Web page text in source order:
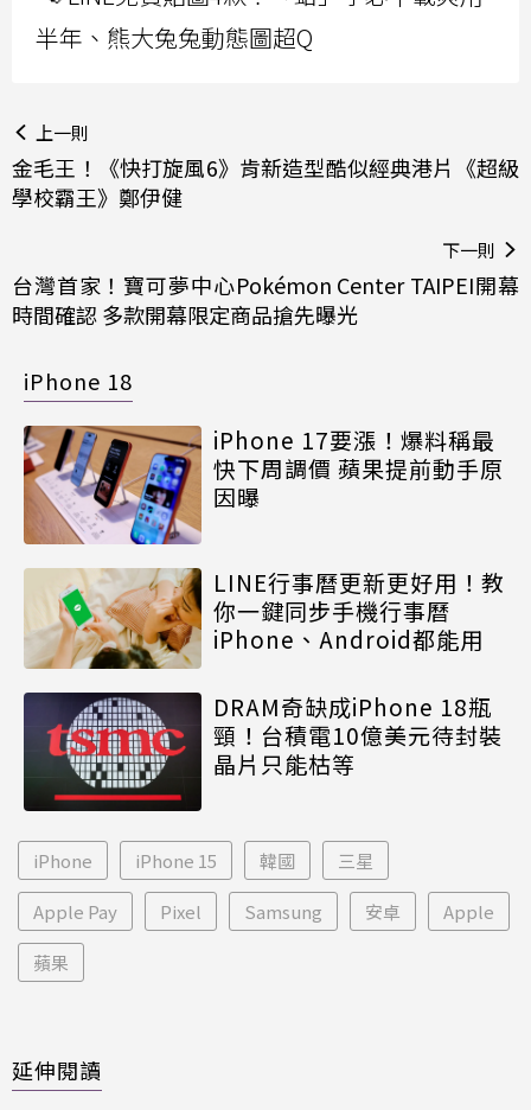
半年、熊大兔兔動態圖超Q
上一則
金毛王！《快打旋風6》肯新造型酷似經典港片《超級
學校霸王》鄭伊健
下一則
台灣首家！寶可夢中心Pokémon Center TAIPEI開幕
時間確認 多款開幕限定商品搶先曝光
iPhone 18
iPhone 17要漲！爆料稱最
快下周調價 蘋果提前動手原
因曝
LINE行事曆更新更好用！教
你一鍵同步手機行事曆
iPhone、Android都能用
DRAM奇缺成iPhone 18瓶
頸！台積電10億美元待封裝
晶片只能枯等
iPhone iPhone 15 韓國 三星
Apple Pay Pixel Samsung 安卓 Apple
蘋果
延伸閱讀